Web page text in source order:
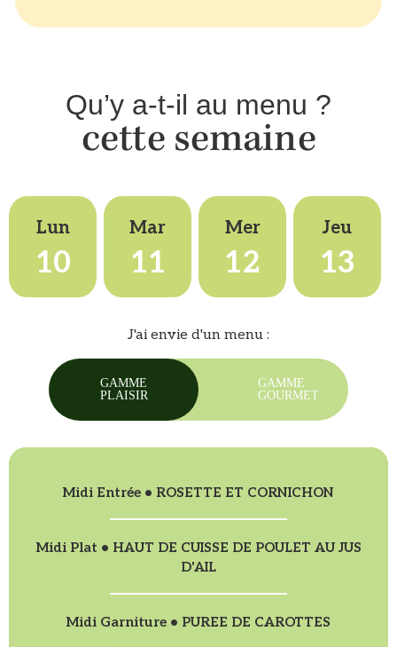
Qu’y a-t-il au menu ?
cette semaine
Lun
10
Mar
11
Mer
12
Jeu
13
J'ai envie d'un menu :
GAMME
PLAISIR
GAMME
GOURMET
Midi Entrée • ROSETTE ET CORNICHON
Midi Plat • HAUT DE CUISSE DE POULET AU JUS
D'AIL
Midi Garniture • PUREE DE CAROTTES